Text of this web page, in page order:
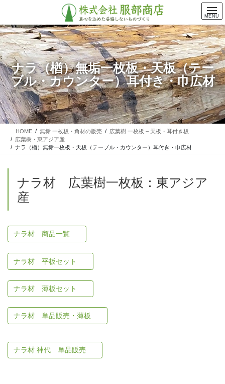
テ
ン
ツ
に
移
動
ゲ
ー
シ
ョ
ン
に
移
動
ナラ（楢）無垢一枚板・天板（テー
ブル・カウンター）耳付き・巾広材
HOME 無垢 一枚板・角材の販売
広葉樹 一枚板 – 天板・耳付き板
広葉樹・東アジア産
ナラ（楢）無垢一枚板・天板（テーブル・カウンター）耳付き・巾広材
ナラ材 広葉樹一枚板：東アジア
産
ナラ材 商品一覧
ナラ材 平板セット
ナラ材 薄板セット
ナラ材 単品販売・薄板
ナラ材 神代 単品販売
MENU